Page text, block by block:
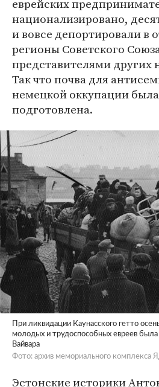
еврейских
национализировано,
и вовсе депортировали в
регионы Советского
представителями других
Так что почва для
немецкой оккупации
подготовлена.
При ликвидации Каунасского гетто
молодых и трудоспособных евреев была
Вайвара
Фото: архив мемориального комплекса
Эстонские историки